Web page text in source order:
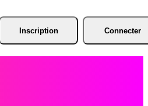
Inscription Connecter